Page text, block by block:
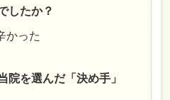
したか？
かった
院を選んだ「決め手」